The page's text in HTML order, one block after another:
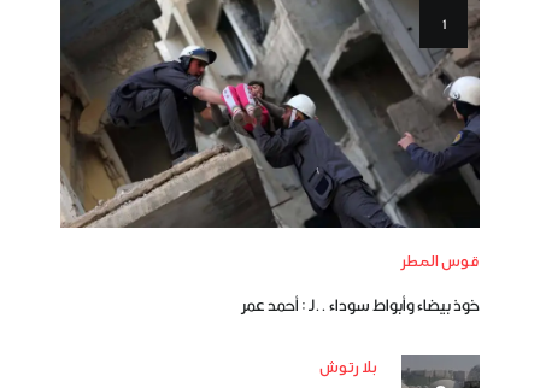
قوس المطر
خوذ بيضاء وأبواط سوداء ..لـ : أحمد عمر
بلا رتوش